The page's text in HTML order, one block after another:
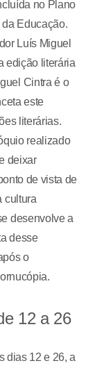
no Plano
Educação.
Luís Miguel
edição literária
Cintra é o
este
literárias.
realizado
deixar
de vista de
cultura
desenvolve a
desse
o
12 a 26
dias 12 e 26, a